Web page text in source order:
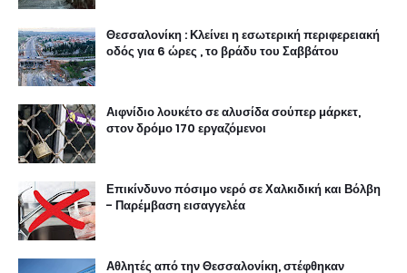
Θεσσαλονίκη : Κλείνει η εσωτερική περιφερειακή
οδός για 6 ώρες , το βράδυ του Σαββάτου
Αιφνίδιο λουκέτο σε αλυσίδα σούπερ μάρκετ,
στον δρόμο 170 εργαζόμενοι
Επικίνδυνο πόσιμο νερό σε Χαλκιδική και Βόλβη
- Παρέμβαση εισαγγελέα
Αθλητές από την Θεσσαλονίκη, στέφθηκαν